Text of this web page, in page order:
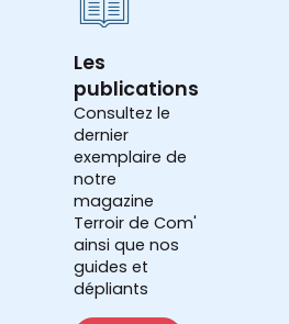
Les
publications
Consultez le
dernier
exemplaire de
notre
magazine
Terroir de Com'
ainsi que nos
guides et
dépliants